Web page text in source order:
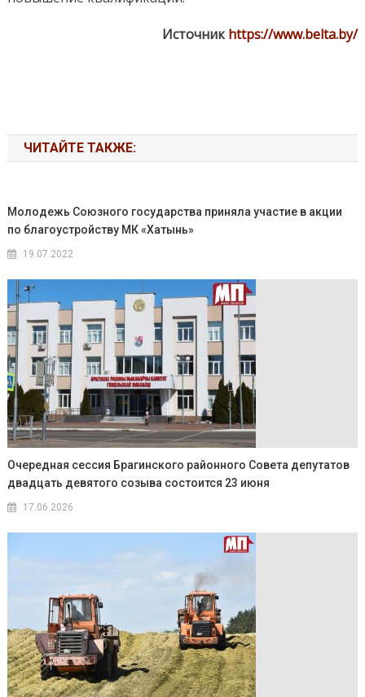
Источникhttps://www.belta.by/
ЧИТАЙТЕ ТАКЖЕ:
Молодежь Союзного государства приняла участие в акции
по благоустройству МК «Хатынь»
19.07.2022
Очередная сессия Брагинского районного Совета депутатов
двадцать девятого созыва состоится 23 июня
17.06.2026